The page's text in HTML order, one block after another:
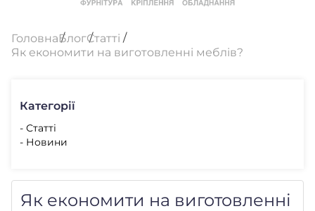
ГоловнаБлогСтатті
Як економити на виготовленні меблів?
Категорії
- Статті
- Новини
Як економити на виготовленні